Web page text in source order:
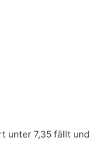
unter 7,35 fällt und